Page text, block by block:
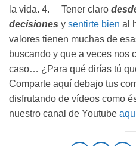
la vida. 4. Tener claro
decisiones y sentirte bien al
valores tienen muchas de
buscando y que a veces nos
caso… ¿Para qué dirías tú
Comparte aquí debajo tus
disfrutando de vídeos como
nuestro canal de Youtube